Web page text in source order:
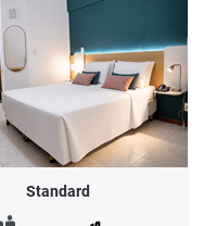
Standard